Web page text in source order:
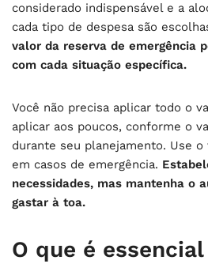
considerado indispensável e a
cada tipo de despesa são
valor da reserva de emergência
com cada situação específica.
Você não precisa aplicar todo o
aplicar aos poucos, conforme o
durante seu planejamento. Use
em casos de emergência.
necessidades, mas mantenha o
gastar à toa.
O que é